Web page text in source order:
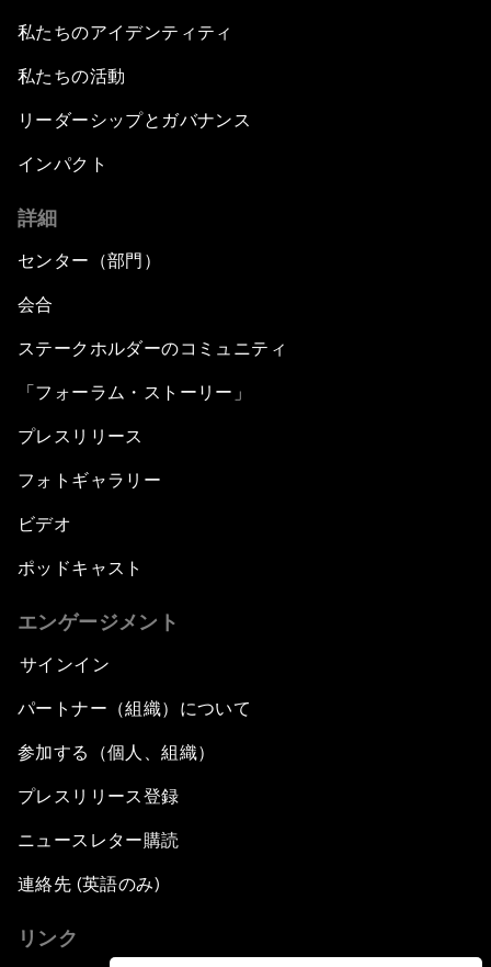
私たちのアイデンティティ
私たちの活動
リーダーシップとガバナンス
インパクト
詳細
センター（部門）
会合
ステークホルダーのコミュニティ
「フォーラム・ストーリー」
プレスリリース
フォトギャラリー
ビデオ
ポッドキャスト
エンゲージメント
サインイン
パートナー（組織）について
参加する（個人、組織）
プレスリリース登録
ニュースレター購読
連絡先 (英語のみ)
リンク